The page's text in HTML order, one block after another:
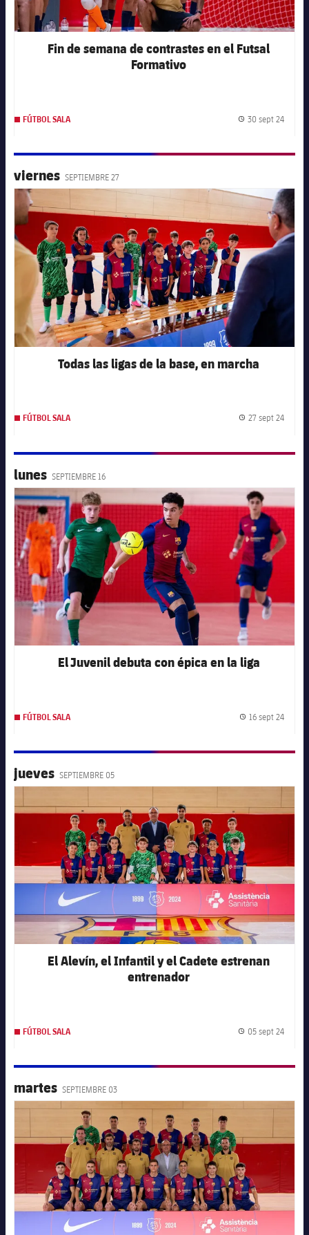
Fin de semana de contrastes en el Futsal
Formativo
FÚTBOL SALA Fecha
30 sept 24
viernes SEPTIEMBRE 27
FC Barcelona club badge
Todas las ligas de la base, en marcha
FÚTBOL SALA 27 sept 24
lunes SEPTIEMBRE 16
FC Barcelona club badge
El Juvenil debuta con épica en la liga
FÚTBOL SALA Fecha
16 sept 24
jueves SEPTIEMBRE 05
El Alevín, el Infantil y el Cadete estrenan
entrenador
FÚTBOL SALA Fecha
05 sept 24
martes SEPTIEMBRE 03
FC Barcelona club badge